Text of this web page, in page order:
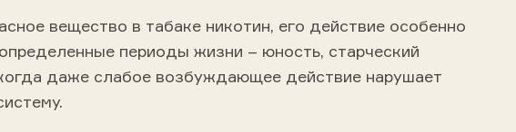
вещество в табаке никотин, его действие особенно
периоды жизни – юность, старческий
даже слабое возбуждающее действие нарушает